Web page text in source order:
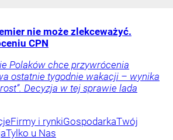
nie może zlekceważyć.
CPN
Polaków chce przywrócenia
ostatnie tygodnie wakacji – wynika
Decyzja w tej sprawie lada
Firmy i rynkiGospodarkaTwój
Tylko u Nas